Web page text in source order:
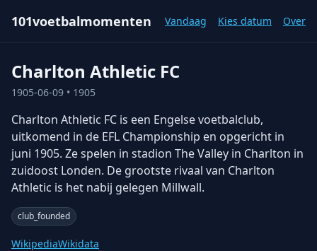
101voetbalmomenten Vandaag Kies datum Over
Charlton Athletic FC
1905-06-09 • 1905
Charlton Athletic FC is een Engelse voetbalclub,
uitkomend in de EFL Championship en opgericht in
juni 1905. Ze spelen in stadion The Valley in Charlton in
zuidoost Londen. De grootste rivaal van Charlton
Athletic is het nabij gelegen Millwall.
club_founded
WikipediaWikidata